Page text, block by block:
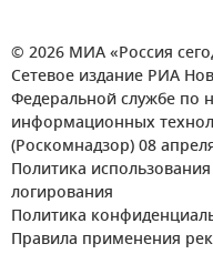
© 2026 МИА «Россия
Сетевое издание РИА
Федеральной службе по
информационных
(Роскомнадзор) 08
Политика
логирования
Политика
Правила применения